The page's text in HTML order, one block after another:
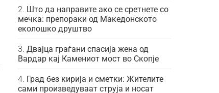
Што да направите ако се сретнете со
мечка: препораки од Македонското
еколошко друштво
Двајца граѓани спасија жена од
Вардар кај Камениот мост во Скопје
Град без кирија и сметки: Жителите
сами произведуваат струја и носат